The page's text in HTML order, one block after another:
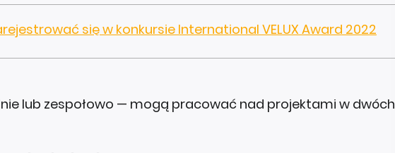
się w konkursie International VELUX Award 2022
lub zespołowo — mogą pracować nad projektami w dwóch